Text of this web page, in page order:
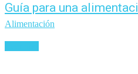
Guía para una
Alimentación